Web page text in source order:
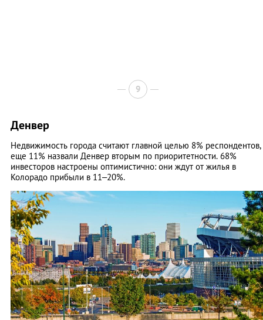
9
Денвер
Недвижимость города считают главной целью 8% респондентов,
еще 11% назвали Денвер вторым по приоритетности. 68%
инвесторов настроены оптимистично: они ждут от жилья в
Колорадо прибыли в 11–20%.